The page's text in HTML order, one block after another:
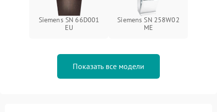
Siemens SN 66D001
EU
Siemens SN 258W02
ME
Показать все модели